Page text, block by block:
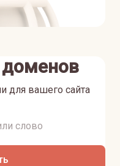
доменов
для вашего сайта